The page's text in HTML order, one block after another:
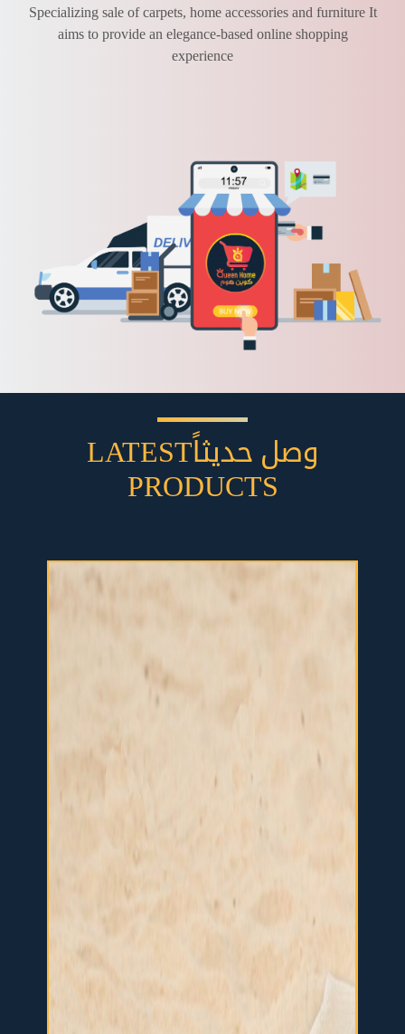
Specializing sale of carpets, home accessories and furniture It
aims to provide an elegance-based online shopping
experience
وصل حديثاًLATEST
PRODUCTS